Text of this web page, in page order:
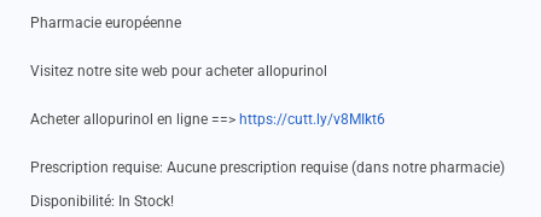
Pharmacie européenne
Visitez notre site web pour acheter allopurinol
Acheter allopurinol en ligne ==> https://cutt.ly/v8MIkt6
Prescription requise: Aucune prescription requise (dans notre pharmacie)
Disponibilité: In Stock!